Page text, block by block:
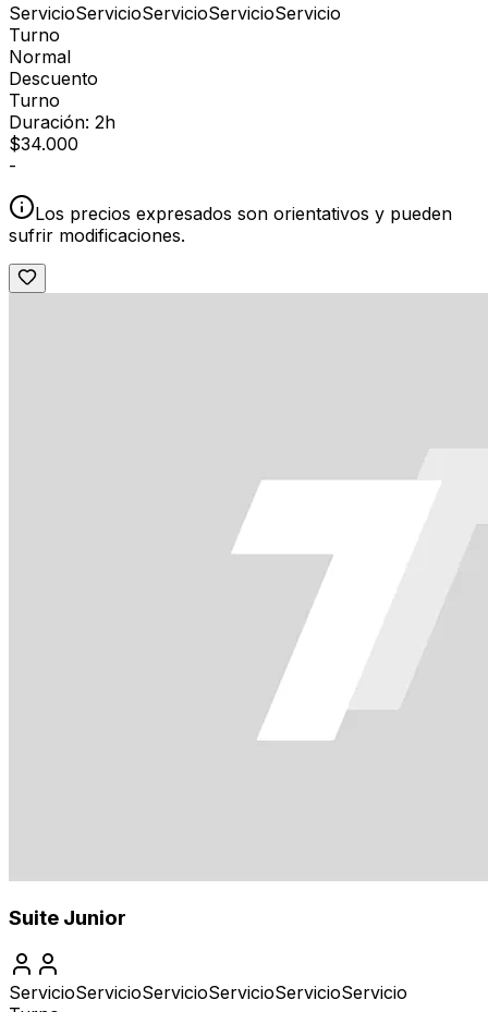
ServicioServicioServicioServicioServicio
Turno
Normal
Descuento
Turno
Duración: 2h
$34.000
-
Los precios expresados son orientativos y pueden
sufrir modificaciones.
Suite Junior
ServicioServicioServicioServicioServicioServicio